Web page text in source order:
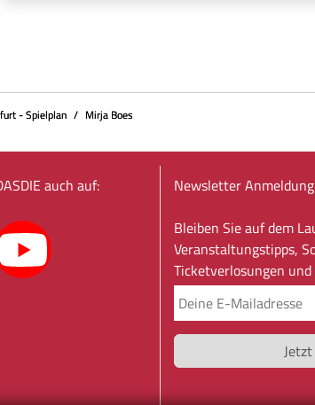
- Spielplan Mirja Boes
auch auf:
Newsletter Anmeldung
Bleiben Sie auf dem
Veranstaltungstipps,
Ticketverlosungen